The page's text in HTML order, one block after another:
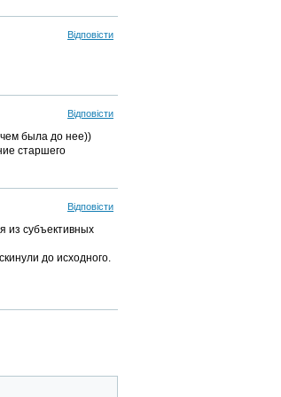
Відповісти
Відповісти
была до нее))
старшего
Відповісти
из субъективных
до исходного.